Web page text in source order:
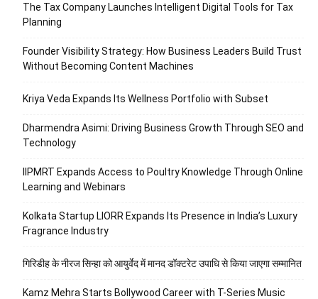
The Tax Company Launches Intelligent Digital Tools for Tax
Planning
Founder Visibility Strategy: How Business Leaders Build Trust
Without Becoming Content Machines
Kriya Veda Expands Its Wellness Portfolio with Subset
Dharmendra Asimi: Driving Business Growth Through SEO and
Technology
IIPMRT Expands Access to Poultry Knowledge Through Online
Learning and Webinars
Kolkata Startup LIORR Expands Its Presence in India’s Luxury
Fragrance Industry
गिरिडीह के नीरज सिन्हा को आयुर्वेद में मानद डॉक्टरेट उपाधि से किया जाएगा सम्मानित
Kamz Mehra Starts Bollywood Career with T-Series Music